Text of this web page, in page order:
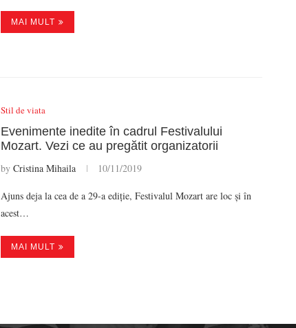
MAI MULT
Stil de viata
Evenimente inedite în cadrul Festivalului
Mozart. Vezi ce au pregătit organizatorii
by Cristina Mihaila 10/11/2019
Ajuns deja la cea de a 29-a ediție, Festivalul Mozart are loc și în
acest…
MAI MULT